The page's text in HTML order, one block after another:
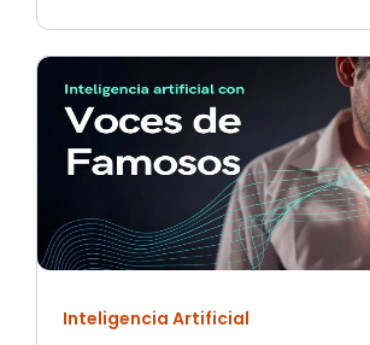
Inteligencia Artificial